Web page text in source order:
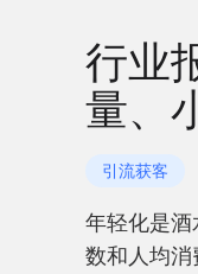
行业
量、
引流获客
年轻化是
数和人均